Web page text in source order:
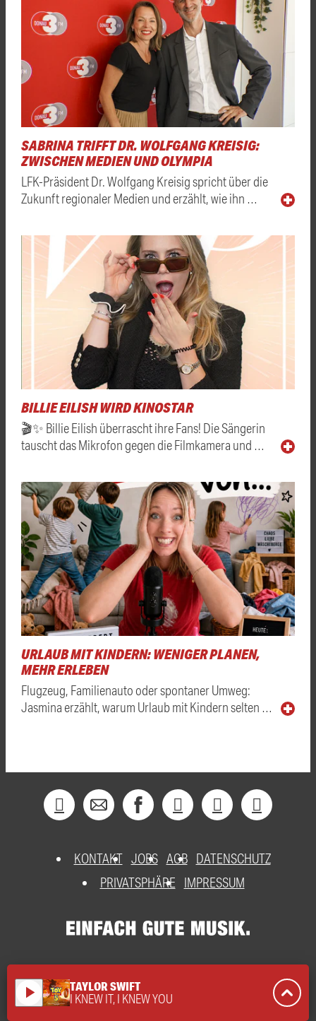
SABRINA TRIFFT DR. WOLFGANG KREISIG:
ZWISCHEN MEDIEN UND OLYMPIA
LFK-Präsident Dr. Wolfgang Kreisig spricht über die
Zukunft regionaler Medien und erzählt, wie ihn …
BILLIE EILISH WIRD KINOSTAR
🎬✨ Billie Eilish überrascht ihre Fans! Die Sängerin
tauscht das Mikrofon gegen die Filmkamera und …
URLAUB MIT KINDERN: WENIGER PLANEN,
MEHR ERLEBEN
Flugzeug, Familienauto oder spontaner Umweg:
Jasmina erzählt, warum Urlaub mit Kindern selten …
KONTAKT JOBS AGB DATENSCHUTZ
PRIVATSPHÄRE
IMPRESSUM
play_arrow TAYLOR SWIFT
I KNEW IT, I KNEW YOU